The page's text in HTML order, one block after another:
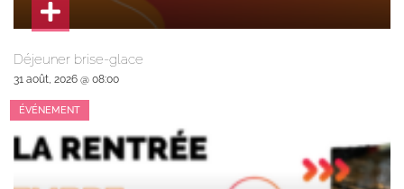
Déjeuner brise-glace
31 août, 2026 @ 08:00
ÉVÉNEMENT